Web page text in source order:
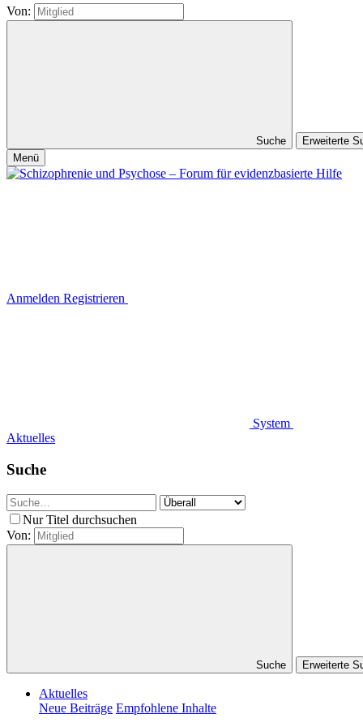
Von:
Suche
Erweiterte
Menü
Anmelden Registrieren
System
Aktuelles
Suche
Nur Titel durchsuchen
Von:
Suche Erweiterte
Aktuelles
Neue Beiträge Empfohlene Inhalte